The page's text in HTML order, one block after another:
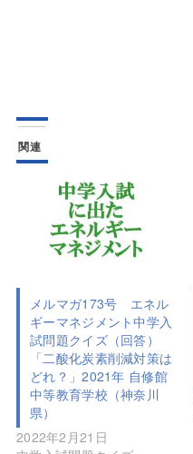
関連
メルマガ173号 エネル
ギーマネジメント中学入
試問題クイズ（回答）
「二酸化炭素削減対策は
どれ？」2021年 自修館
中等教育学校（神奈川
県）
2022年2月21日